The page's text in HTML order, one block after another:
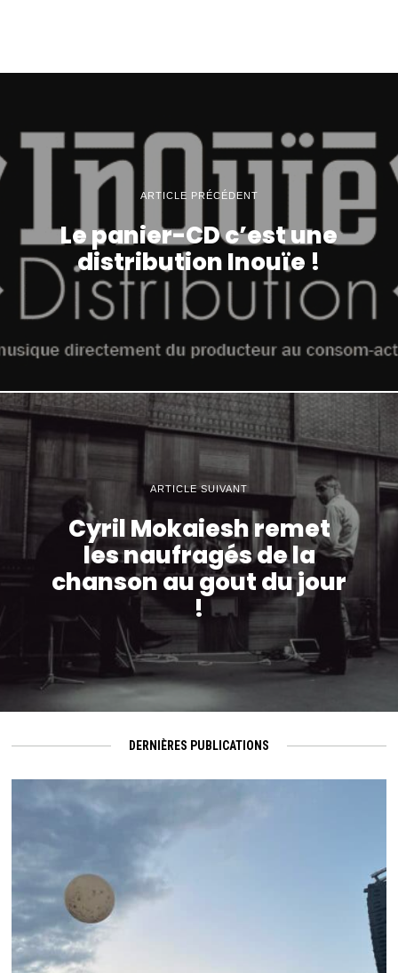
ARTICLE PRÉCÉDENT
Le panier-CD c’est une
distribution Inouïe !
ARTICLE SUIVANT
Cyril Mokaiesh remet
les naufragés de la
chanson au gout du jour
!
DERNIÈRES PUBLICATIONS